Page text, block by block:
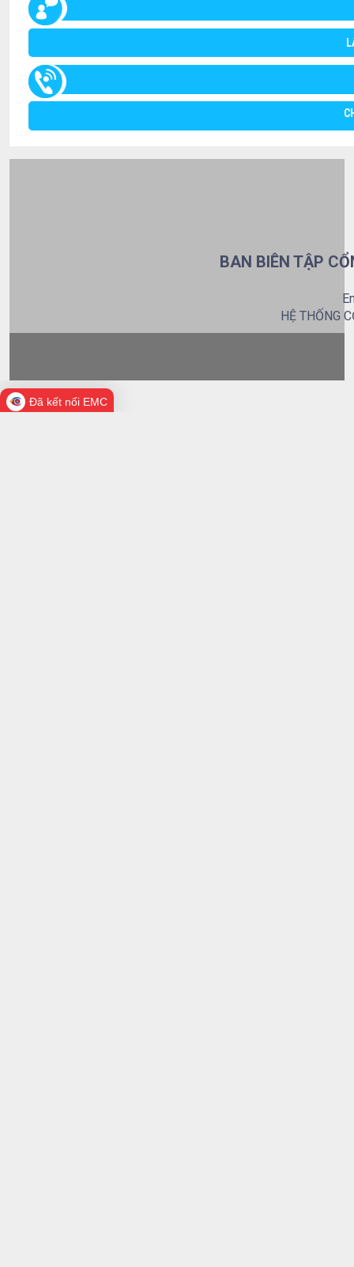
BAN BIÊN TẬP
HỆ THỐNG
Đã kết nối EMC